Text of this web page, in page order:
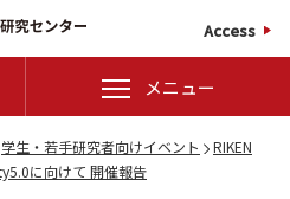
Access
メニュー
学生・若手研究者向けイベント
RIKEN
に向けて 開催報告